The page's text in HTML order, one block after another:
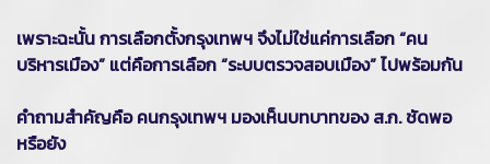
เพราะฉะนั้น การเลือกตั้งกรุงเทพฯ จึงไม่ใช่แค่การเลือก “คน
บริหารเมือง” แต่คือการเลือก “ระบบตรวจสอบเมือง” ไปพร้อมกัน
คำถามสำคัญคือ คนกรุงเทพฯ มองเห็นบทบาทของ ส.ก. ชัดพอ
หรือยัง